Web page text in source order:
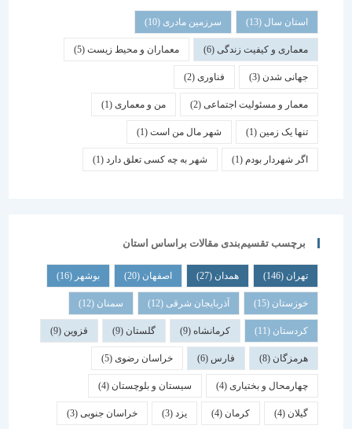
استان سال(13) سرزمین مادری(10)
معماری و کیفیت زندگی(6) معماران و محیط زیست(5)
جهانی شدن(3) فناوری (2)
معمار و مسئولیت اجتماعی (2) من و معماری (1)
تنها یک زمین(1) شهر مال من است(1)
اگر شهردار بودم (1) شهر به چه کسی تعلق دارد(1)
برچسب تقسیم‌بندی مقالات براساس استان
همدان اصفهان (20) بوشهر
خوزستان(15) آذربایجان شرقی(12) سمنان (12)
کردستان(11) کرمانشاه(9) گلستان (9) قزوین
هرمزگان(8) فارس خراسان رضوی(5)
چهارمحال و بختیاری (4) سیستان و بلوچستان(4)
کرمان یزد خراسان جنوبی(3)